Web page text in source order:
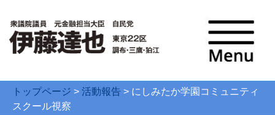
トップページ > 活動報告 > にしみたか学園コミュニティ
スクール視察